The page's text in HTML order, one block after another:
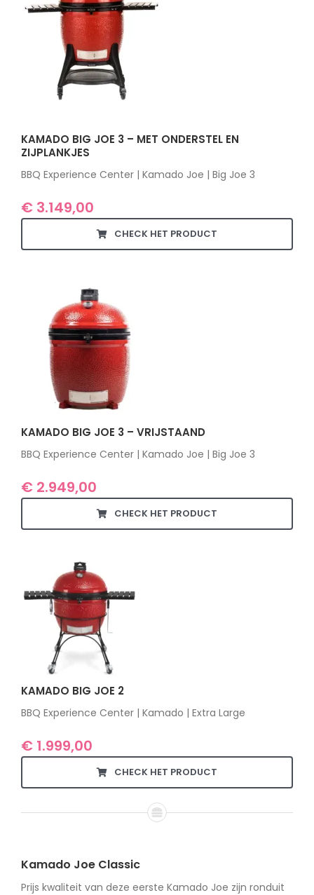
KAMADO BIG JOE 3 – MET ONDERSTEL EN
ZIJPLANKJES
BBQ Experience Center | Kamado Joe | Big Joe 3
€3.149,00
CHECK HET PRODUCT
KAMADO BIG JOE 3 – VRIJSTAAND
BBQ Experience Center | Kamado Joe | Big Joe 3
€2.949,00
CHECK HET PRODUCT
KAMADO BIG JOE 2
BBQ Experience Center | Kamado | Extra Large
€1.999,00
CHECK HET PRODUCT
Kamado Joe Classic
Prijs kwaliteit van deze eerste Kamado Joe zijn ronduit